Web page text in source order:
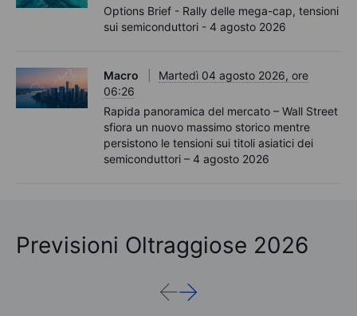
Options Brief - Rally delle mega-cap, tensioni
sui semiconduttori - 4 agosto 2026
Macro
Martedì 04 agosto 2026, ore
06:26
Rapida panoramica del mercato – Wall Street
sfiora un nuovo massimo storico mentre
persistono le tensioni sui titoli asiatici dei
semiconduttori – 4 agosto 2026
Previsioni Oltraggiose 2026